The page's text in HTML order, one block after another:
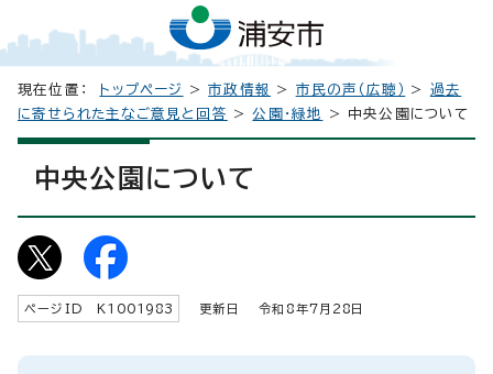
現在位置： トップページ >市政情報 > 市民の声（広聴） > 過去
に寄せられた主なご意見と回答
>公園・緑地 > 中央公園について
中央公園について
ページID K 1001983 更新日 令和8年7月 28 日